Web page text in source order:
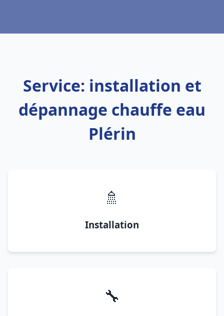
Service: installation et
dépannage chauffe eau
Plérin
🚿
Installation
🔧